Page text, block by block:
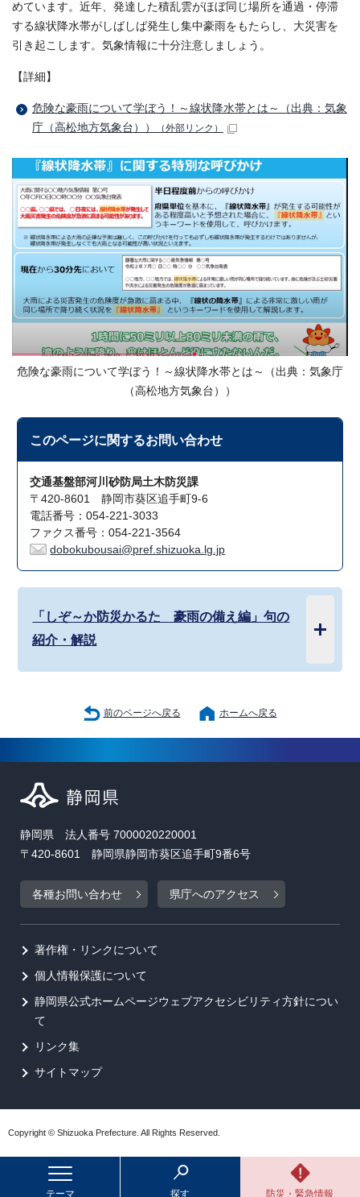
めています。近年、発達した積乱雲がほぼ同じ場所を通過・停滞
する線状降水帯がしばしば発生し集中豪雨をもたらし、大災害を
引き起こします。気象情報に十分注意しましょう。
【詳細】
危険な豪雨について学ぼう！～線状降水帯とは～（出典：気象
庁（高松地方気象台））
（外部リンク）
危険な豪雨について学ぼう！～線状降水帯とは～（出典：気象庁
（高松地方気象台））
このページに関するお問い合わせ
交通基盤部河川砂防局土木防災課
〒420-8601 静岡市葵区追手町9-6
電話番号：054-221-3033
ファクス番号：054-221-3564
dobokubousai@pref.shizuoka.lg.jp
「しぞ～か防災かるた 豪雨の備え編」句の
紹介・解説
前のページへ戻る ホームへ戻る
テーマ 探す 防災・緊急情報
静岡県 法人番号 7000020220001
〒420-8601 静岡県静岡市葵区追手町9番6号
各種お問い合わせ 県庁へのアクセス
著作権・リンクについて
個人情報保護について
静岡県公式ホームページウェブアクセシビリティ方針につい
て
リンク集
サイトマップ
Copyright © Shizuoka Prefecture. All Rights Reserved.